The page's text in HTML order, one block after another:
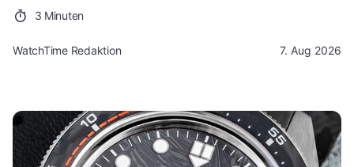
3 Minuten
WatchTime Redaktion 7. Aug 2026